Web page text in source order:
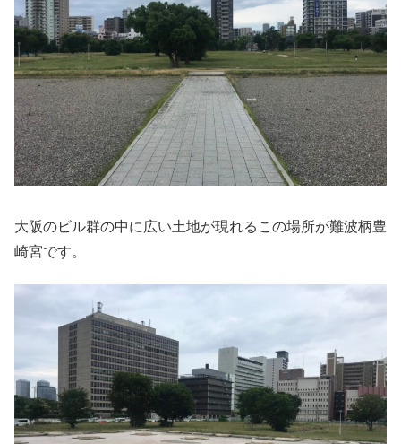
大阪のビル群の中に広い土地が現れるこの場所が難波柄豊
崎宮です。